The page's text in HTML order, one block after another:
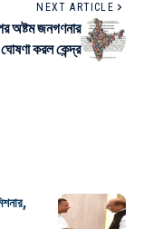
NEXT ARTICLE
অষ্টম জনগণনার
করল কেন্দ্র